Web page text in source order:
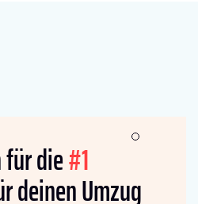
für die#1
deinen Umzug